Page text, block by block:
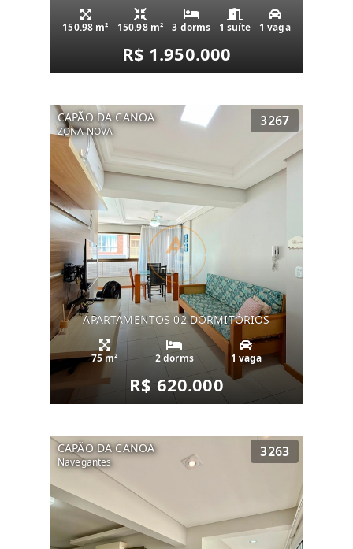
150.98 m² 150.98 m² 3 dorms 1 suíte 1 vaga
R$ 1.950.000
CAPÃO DA CANOA
ZONA NOVA
3267
APARTAMENTOS 02 DORMITÓRIOS
75 m² 2 dorms 1 vaga
R$ 620.000
CAPÃO DA CANOA
Navegantes
3263